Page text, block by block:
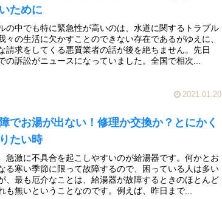
ために
の中でも特に緊急性が高いのは、水道に関するトラブル
々の生活に欠かすことのできない存在であるがゆえに、
請求をしてくる悪質業者の話が後を絶ちません。先日
の訴訟がニュースになっていました。全国で相次...
2021.01.20
でお湯が出ない！修理か交換か？とにかく
たい時
急激に不具合を起こしやすいのが給湯器です。何かとお
る寒い季節に限って故障するので、困っている人は多い
、最も厄介なことは、給湯器が故障するときのほとんど
も無いということなのです。例えば、昨日まで...